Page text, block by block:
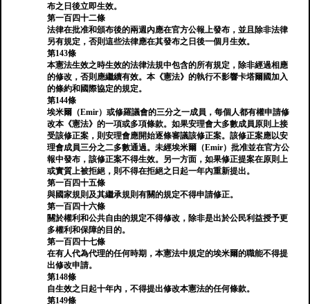
布之日後立即生效。
第一百四十二條
法律在批准和頒布後的兩週內應在官方公報上發布，並且除非法律
另有規定，否則這些法律應在其發布之日後一個月生效。
第143條
本憲法生效之時生效的法律法規中包含的所有規定，除非經過相應
的修改，否則應繼續有效。本《憲法》的執行不影響卡塔爾國加入
的條約和國際協定的規定。
第144條
埃米爾（Emir）或修羅議會的三分之一成員，每個人都有權申請修
改本《憲法》的一項或多項條款。如果安理會大多數成員原則上接
受該修正案，則安理會應開始逐條審議該修正案。該修正案應以安
理會成員三分之二多數通過。未經埃米爾（Emir）批准並在官方公
報中發布，該修正案不得生效。另一方面，如果修正提案在原則上
或實質上被拒絕，則不得在拒絕之日起一年內重新提出。
第一百四十五條
與國家規則及其繼承規則有關的規定不得申請修正。
第一百四十六條
關於權利和公共自由的規定不得修改，除非是出於公民利益授予更
多權利和保障的目的。
第一百四十七條
在有人代為代理的任何時期，本憲法中規定的埃米爾的職能不得提
出修改申請。
第148條
自生效之日起十年內，不得提出修改本憲法的任何條款。
第149條